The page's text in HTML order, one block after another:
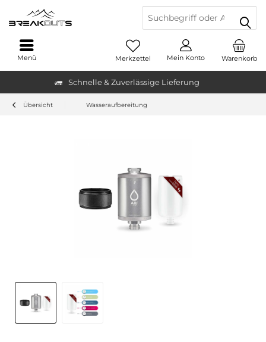
Schnelle & Zuverlässige Lieferung
Warenkorb
Merkzettel Mein Konto
Menü
Übersicht Wasseraufbereitung